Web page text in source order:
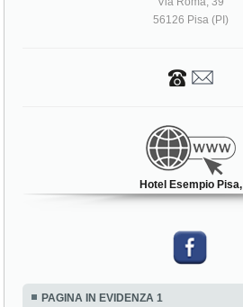
56126 Pisa (PI)
Hotel Esempio Pisa,
PAGINA IN EVIDENZA 1